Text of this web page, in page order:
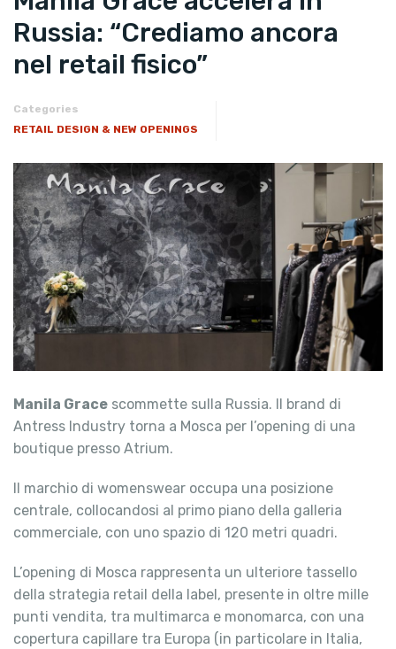
Russia: “Crediamo ancora
nel retail fisico”
Categories
RETAIL DESIGN & NEW OPENINGS
Manila Grace scommette sulla Russia. Il brand di
Antress Industry torna a Mosca per l’opening di una
boutique presso Atrium.
Il marchio di womenswear occupa una posizione
centrale, collocandosi al primo piano della galleria
commerciale, con uno spazio di 120 metri quadri.
L’opening di Mosca rappresenta un ulteriore tassello
della strategia retail della label, presente in oltre mille
punti vendita, tra multimarca e monomarca, con una
copertura capillare tra Europa (in particolare in Italia,